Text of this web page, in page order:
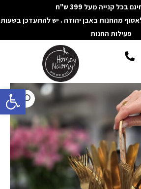
פתח
בכל קנייה מעל 399 ש"ח
מהחנות באבן יהודה . יש להתעדכן בשעות
פעילות החנות